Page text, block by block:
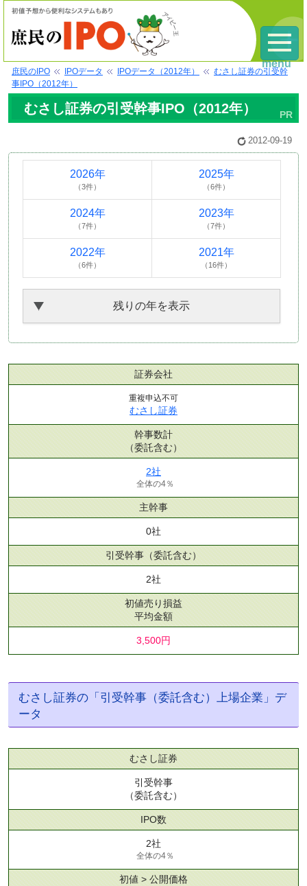
庶民のIPO IPOデータ IPOデータ（2012年）
むさし証券の引受幹
事IPO（2012年）
むさし証券の引受幹事IPO（2012年）
2012-09-19
2026年
（3件）
2025年
（6件）
2024年
（7件）
2023年
（7件）
2022年
（6件）
2021年
（16件）
残りの年を表示
証券会社
重複申込不可
むさし証券
幹事数計
（委託含む）
2社
全体の4％
主幹事
0社
引受幹事 （委託含む）
2社
初値売り損益
平均金額
3,500円
むさし証券の「引受幹事（委託含む）上場企業」デ
ータ
むさし証券
引受幹事
（委託含む）
IPO数
2社
全体の4％
初値 > 公開価格
menu